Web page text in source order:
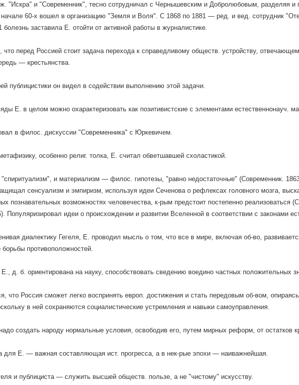
"Искра" и "Современник", тесно сотрудничал с Чернышевским и Добролюбовым, разделяя и
60-х вошел в организацию "Земля и Воля". С 1868 по 1881 — ред. и вед. сотрудник
болезнь заставила Е. отойти от активной работы в журналистике.
что перед Россией стоит задача перехода к справедливому обществ. устройству,
— крестьянства.
публицистики он видел в содействии выполнению этой задачи.
Е. в целом можно охарактеризовать как позитивистские с элементами естественнонауч.
в филос. дискуссии "Современника" с Юркевичем.
особенно религ. толка, Е. считал обветшавшей схоластикой.
"спиритуализм", и материализм — филос. гипотезы, "равно недостаточные" (Современник.
сенсуализм и эмпиризм, используя идеи Сеченова о рефлексах головного мозга,
познавательных возможностях человечества, к-рым предстоит постепенно реализоваться
Популяризировал идеи о происхождении и развитии Вселенной в соответствии с законами
диалектику Гегеля, Е. проводил мысль о том, что все в мире, включая об-во,
борьбы противоположностей.
д. б. ориентирована на науку, способствовать сведению воедино частных положительных
что Россия сможет легко воспринять европ. достижения и стать передовым об-вом,
в ней сохраняются социалистические устремления и навыки самоуправления.
создать народу нормальные условия, освободив его, путем мирных реформ, от остатков
для Е. — важная составляющая ист. прогресса, а в нек-рые эпохи — наиважнейшая.
и публициста — служить высшей обществ. пользе, а не "чистому" искусству.